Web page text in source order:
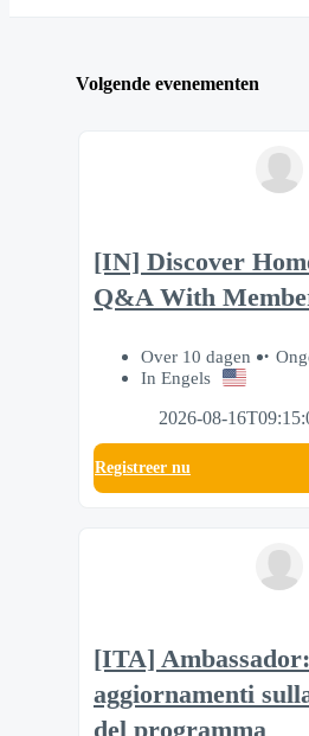
Volgende evenementen
[IN] Discover
Q&A With
Over 10 dagen
In Engels
2026-08-
Registreer nu
[ITA] Ambassador:
aggiornamenti
del programma